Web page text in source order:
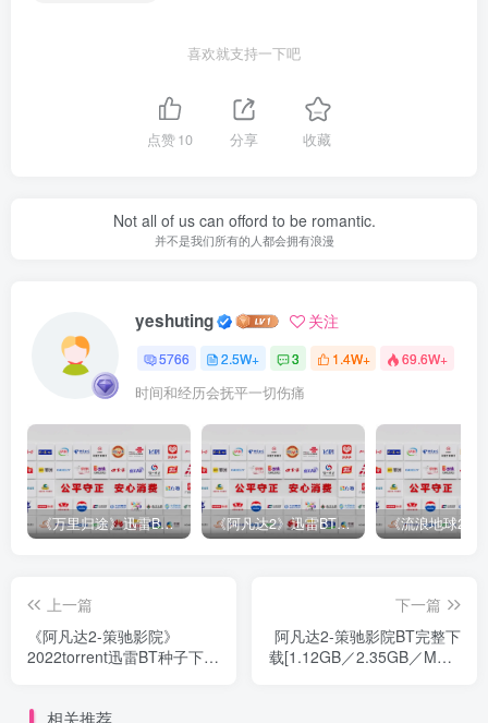
喜欢就支持一下吧
点赞10 分享 收藏
Not all of us can offord to be romantic.
并不是我们所有的人都会拥有浪漫
yeshuting 关注
5766 2.5W+ 3 1.4W+ 69.6W+
时间和经历会抚平一切伤痛
《万里归途》迅雷BT完整下载[mp3／3.14GB／2.15GB 《阿凡达2》迅雷BT完整下载[MP4／3.12GB／5.35GB]中
上一篇
《阿凡达2-策驰影院》
2022torrent迅雷BT种子下载
下一篇
阿凡达2-策驰影院BT完整下
载[1.12GB／2.35GB／MKV]
相关推荐